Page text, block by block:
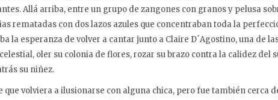
Allá arriba, entre un grupo de zangones con granos y pelusa
rematadas con dos lazos azules que concentraban toda la
la esperanza de volver a cantar junto a Claire D´Agostino, una de
oler su colonia de flores, rozar su brazo contra la calidez
su niñez.
que volviera a ilusionarse con alguna chica, pero fue también cerca